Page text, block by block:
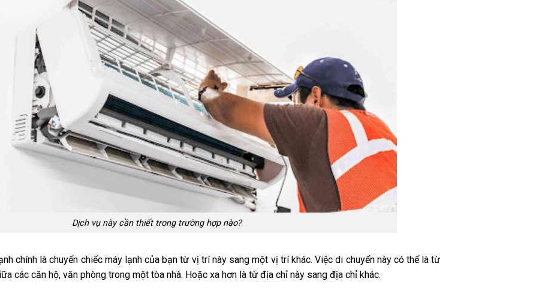
Dịch vụ này cần thiết trong trường hợp nào?
chính là chuyển chiếc máy lạnh của bạn từ vị trí này sang một vị trí khác. Việc di chuyển này có thể là từ
các căn hộ, văn phòng trong một tòa nhà. Hoặc xa hơn là từ địa chỉ này sang địa chỉ khác.